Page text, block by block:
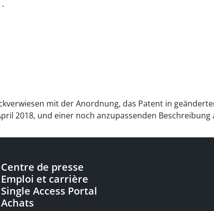
-
mit der Anordnung, das Patent in
2018, und einer noch anzupassenden
Centre de presse
Emploi et carrière
Single Access Portal
Achats